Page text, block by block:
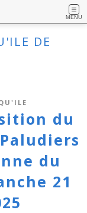
MENU
DE
du
du
21